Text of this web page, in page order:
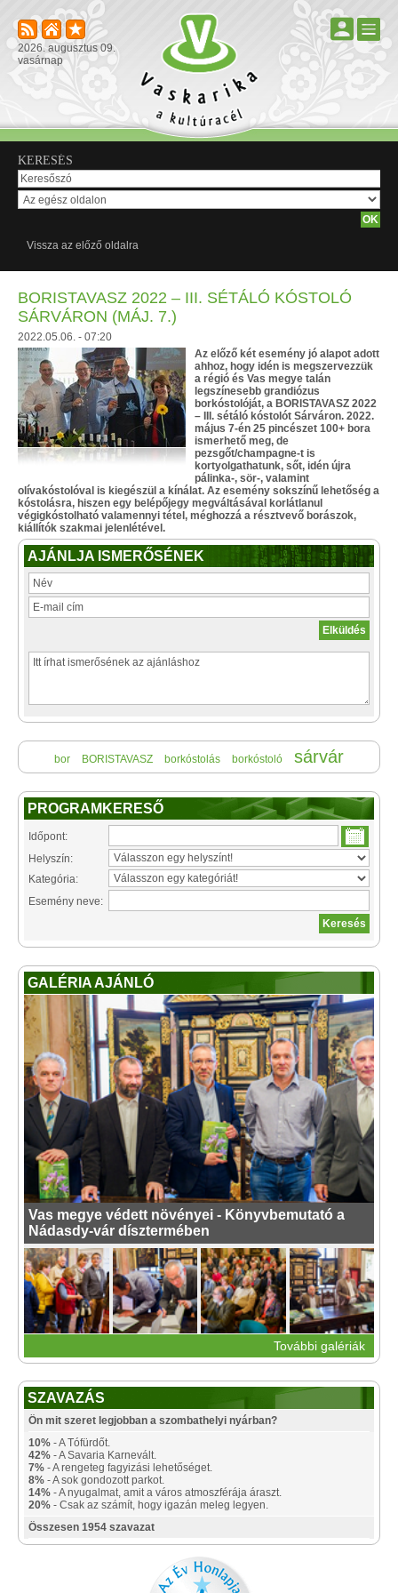
2026. augusztus 09.
vasárnap
KERESÉS
Vissza az előző oldalra
BORISTAVASZ 2022 – III. SÉTÁLÓ KÓSTOLÓ
SÁRVÁRON (MÁJ. 7.)
2022.05.06. - 07:20
Az előző két esemény jó alapot adott
ahhoz, hogy idén is megszervezzük
a régió és Vas megye talán
legszínesebb grandiózus
borkóstolóját, a BORISTAVASZ 2022
– III. sétáló kóstolót Sárváron. 2022.
május 7-én 25 pincészet 100+ bora
ismerhető meg, de
pezsgőt/champagne-t is
kortyolgathatunk, sőt, idén újra
pálinka-, sör-, valamint
olívakóstolóval is kiegészül a kínálat. Az esemény sokszínű lehetőség a
kóstolásra, hiszen egy belépőjegy megváltásával korlátlanul
végigkóstolható valamennyi tétel, méghozzá a résztvevő borászok,
kiállítók szakmai jelenlétével.
AJÁNLJA ISMERŐSÉNEK
bor BORISTAVASZ borkóstolás borkóstoló sárvár
PROGRAMKERESŐ
Időpont:
Helyszín:
Kategória:
Esemény neve:
GALÉRIA AJÁNLÓ
Vas megye védett növényei - Könyvbemutató a
Nádasdy-vár dísztermében
További galériák
SZAVAZÁS
Ön mit szeret legjobban a szombathelyi nyárban?
10% - A Tófürdőt.
42% - A Savaria Karnevált.
7% - A rengeteg fagyizási lehetőséget.
8% - A sok gondozott parkot.
14% - A nyugalmat, amit a város atmoszférája áraszt.
20% - Csak az számít, hogy igazán meleg legyen.
Összesen 1954 szavazat